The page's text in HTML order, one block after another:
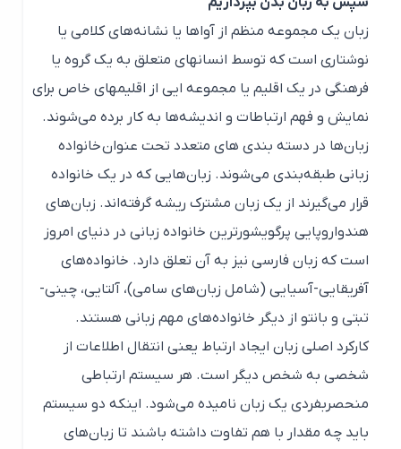
زبان یک مجموعه منظم از آواها یا نشانه‌های کلامی یا
نوشتاری است که توسط انسانهای متعلق به یک گروه یا
فرهنگی در یک اقلیم یا مجموعه ایی از اقلیمهای خاص برای
نمایش و فهم ارتباطات و اندیشه‌ها به کار برده می‌شوند.
زبان‌ها در دسته بندی های متعدد تحت عنوان خانواده
زبانی طبقه‌بندی می‌شوند. زبان‌هایی که در یک خانواده
قرار می‌گیرند از یک زبان مشترک ریشه گرفته‌اند. زبان‌های
هندواروپایی پرگویشورترین خانواده زبانی در دنیای امروز
است که زبان فارسی نیز به آن تعلق دارد. خانواده‌های
آفریقایی-آسیایی (شامل زبان‌های سامی)، آلتایی، چینی-
تبتی و بانتو از دیگر خانواده‌های مهم زبانی هستند.
کارکرد اصلی زبان ایجاد ارتباط یعنی انتقال اطلاعات از
شخصی به شخص دیگر است. هر سیستم ارتباطی
منحصربفردی یک زبان نامیده می‌شود. اینکه دو سیستم
باید چه مقدار با هم تفاوت داشته باشند تا زبان‌های